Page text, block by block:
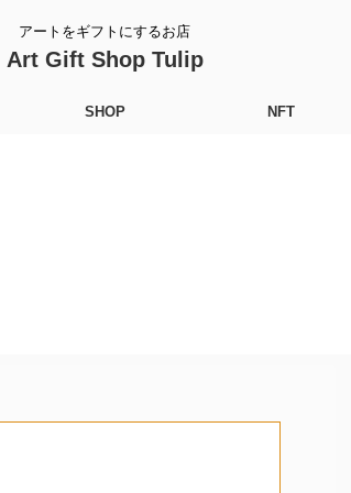
アートをギフトにするお店
Art Gift Shop Tulip
SHOP NFT